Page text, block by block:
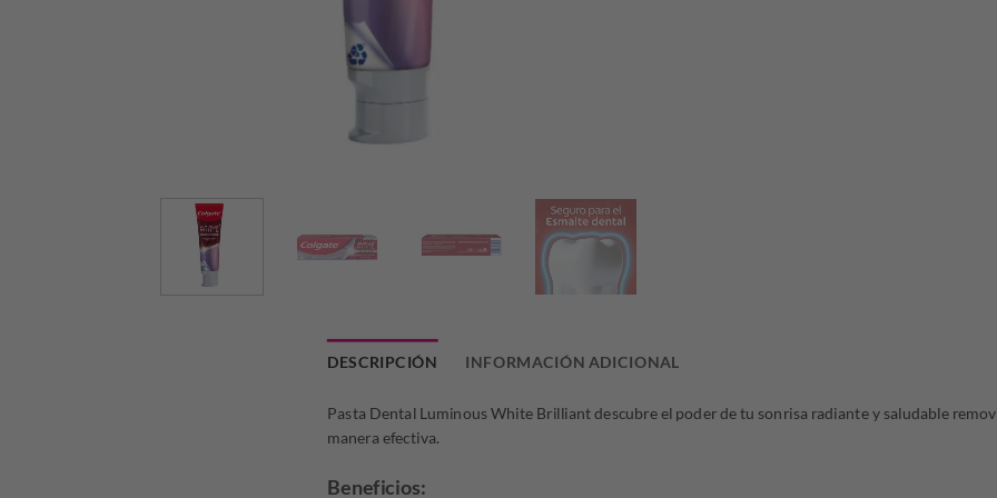
DESCRIPCIÓN INFORMACIÓN ADICIONAL
Pasta Dental Luminous White Brilliant descubre el poder de tu sonrisa radiante y saludable
manera efectiva.
Beneficios: